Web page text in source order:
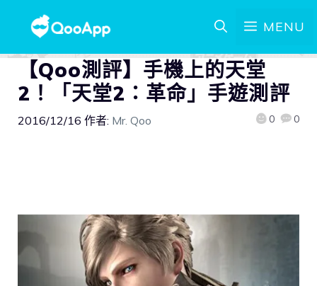
MENU
【Qoo測評】手機上的天堂
2！「天堂2：革命」手遊測評
2016/12/16 作者: Mr. Qoo 0 0